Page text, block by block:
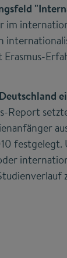
im
Report
festgelegt.